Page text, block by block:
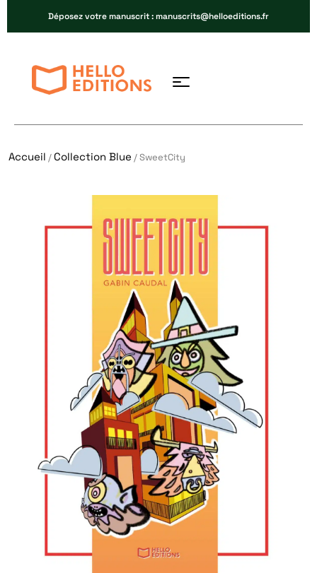
Déposez votre manuscrit : manuscrits@helloeditions.fr
Accueil /Collection Blue / SweetCity